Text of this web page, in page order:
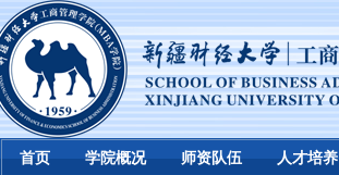
首页 学院概况 师资队伍 人才培养